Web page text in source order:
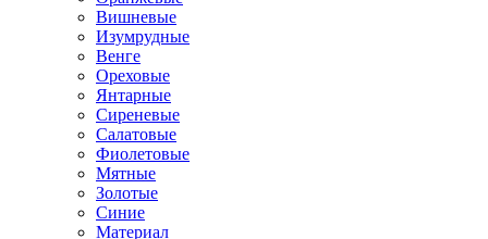
Вишневые
Изумрудные
Венге
Ореховые
Янтарные
Сиреневые
Салатовые
Фиолетовые
Мятные
Золотые
Синие
Материал